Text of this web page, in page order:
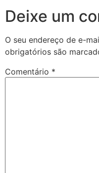
Deixe um
O seu endereço de e-
obrigatórios são
Comentário *